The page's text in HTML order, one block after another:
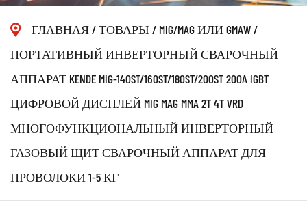
ГЛАВНАЯ/ТОВАРЫ / MIG/MAG ИЛИ GMAW/
ПОРТАТИВНЫЙ ИНВЕРТОРНЫЙ СВАРОЧНЫЙ
АППАРАТ KENDE MIG-140ST/160ST/180ST/200ST 200A IGBT
ЦИФРОВОЙ ДИСПЛЕЙ MIG MAG MMA 2T 4T VRD
МНОГОФУНКЦИОНАЛЬНЫЙ ИНВЕРТОРНЫЙ
ГАЗОВЫЙ ЩИТ СВАРОЧНЫЙ АППАРАТ ДЛЯ
ПРОВОЛОКИ 1-5 КГ